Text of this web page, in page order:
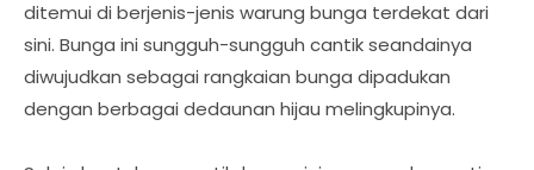
ditemui di berjenis-jenis warung bunga terdekat dari
sini. Bunga ini sungguh-sungguh cantik seandainya
diwujudkan sebagai rangkaian bunga dipadukan
dengan berbagai dedaunan hijau melingkupinya.